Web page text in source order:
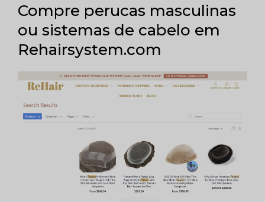
Compre perucas masculinas
ou sistemas de cabelo em
Rehairsystem.com